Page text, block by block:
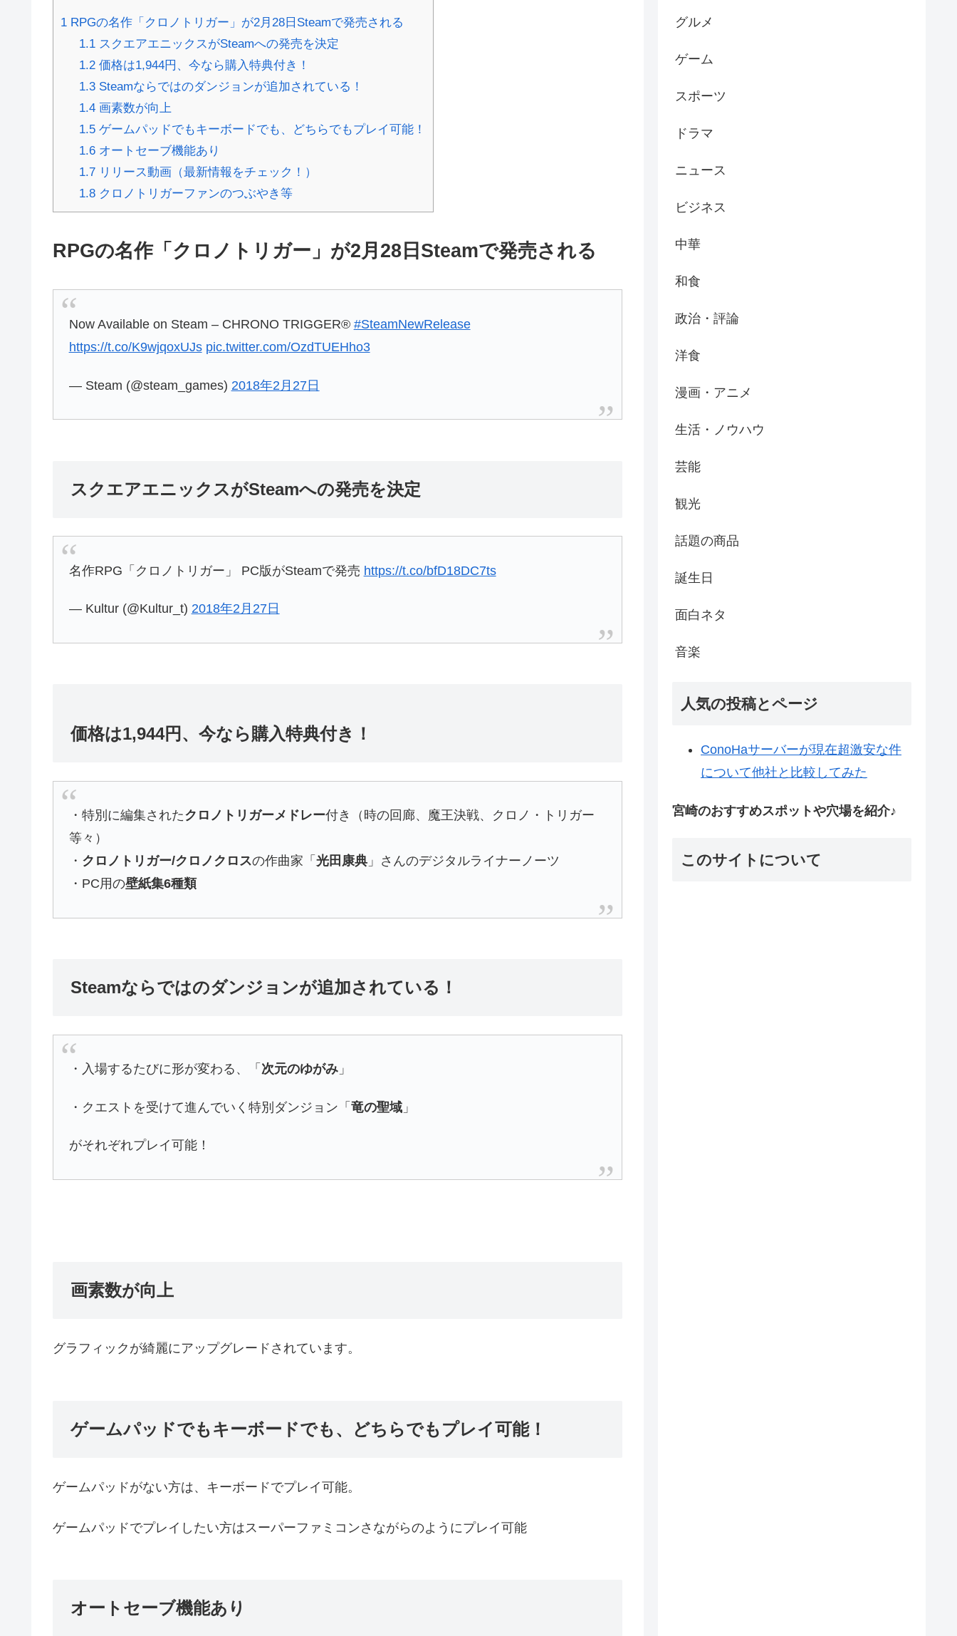
1 RPGの名作「クロノトリガー」が2月28日Steamで発売される
1.1スクエアエニックスがSteamへの発売を決定
1.2価格は1,944円、今なら購入特典付き！
1.3Steamならではのダンジョンが追加されている！
1.4画素数が向上
1.5ゲームパッドでもキーボードでも、どちらでもプレイ可能！
1.6オートセーブ機能あり
1.7リリース動画（最新情報をチェック！）
1.8クロノトリガーファンのつぶやき等
RPGの名作「クロノトリガー」が2月28日Steamで発売される
Now Available on Steam – CHRONO TRIGGER® #SteamNewRelease
https://t.co/K9wjqoxUJs pic.twitter.com/OzdTUEHho3
— Steam (@steam_games) 2018年2月27日
スクエアエニックスがSteamへの発売を決定
名作RPG「クロノトリガー」 PC版がSteamで発売 https://t.co/bfD18DC7ts
— Kultur (@Kultur_t) 2018年2月27日
価格は1,944円、今なら購入特典付き！
・特別に編集されたクロノトリガーメドレー付き（時の回廊、魔王決戦、クロノ・トリガー
等々）
・ クロノトリガー/クロノクロスの作曲家「 光田康典」さんのデジタルライナーノーツ
・PC用の壁紙集6種類
Steamならではのダンジョンが追加されている！
・入場するたびに形が変わる、「 次元のゆがみ」
・クエストを受けて進んでいく特別ダンジョン「 竜の聖域」
がそれぞれプレイ可能！
画素数が向上
グラフィックが綺麗にアップグレードされています。
ゲームパッドでもキーボードでも、どちらでもプレイ可能！
ゲームパッドがない方は、キーボードでプレイ可能。
ゲームパッドでプレイしたい方はスーパーファミコンさながらのようにプレイ可能
オートセーブ機能あり
グルメ
ゲーム
スポーツ
ドラマ
ニュース
ビジネス
中華
和食
政治・評論
洋食
漫画・アニメ
生活・ノウハウ
芸能
観光
話題の商品
誕生日
面白ネタ
音楽
人気の投稿とページ
ConoHaサーバーが現在超激安な件
について他社と比較してみた
宮崎のおすすめスポットや穴場を紹介♪
このサイトについて